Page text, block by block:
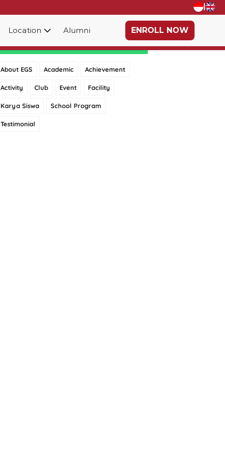
|
Location Alumni ENROLL NOW
Category
About EGS Academic Achievement
Activity Club Event Facility
Karya Siswa School Program
Testimonial